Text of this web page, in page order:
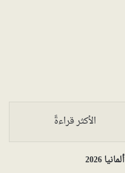
الأكثر قراءةً
2026